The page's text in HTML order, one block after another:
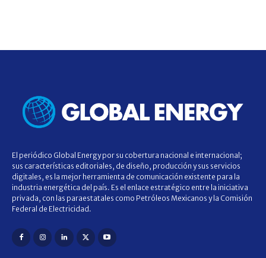
El periódico Global Energy por su cobertura nacional e internacional;
sus características editoriales, de diseño, producción y sus servicios
digitales, es la mejor herramienta de comunicación existente para la
industria energética del país. Es el enlace estratégico entre la iniciativa
privada, con las paraestatales como Petróleos Mexicanos y la Comisión
Federal de Electricidad.